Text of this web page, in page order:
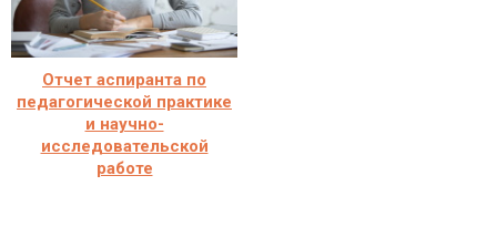
Отчет аспиранта по
педагогической практике
и научно-
исследовательской
работе